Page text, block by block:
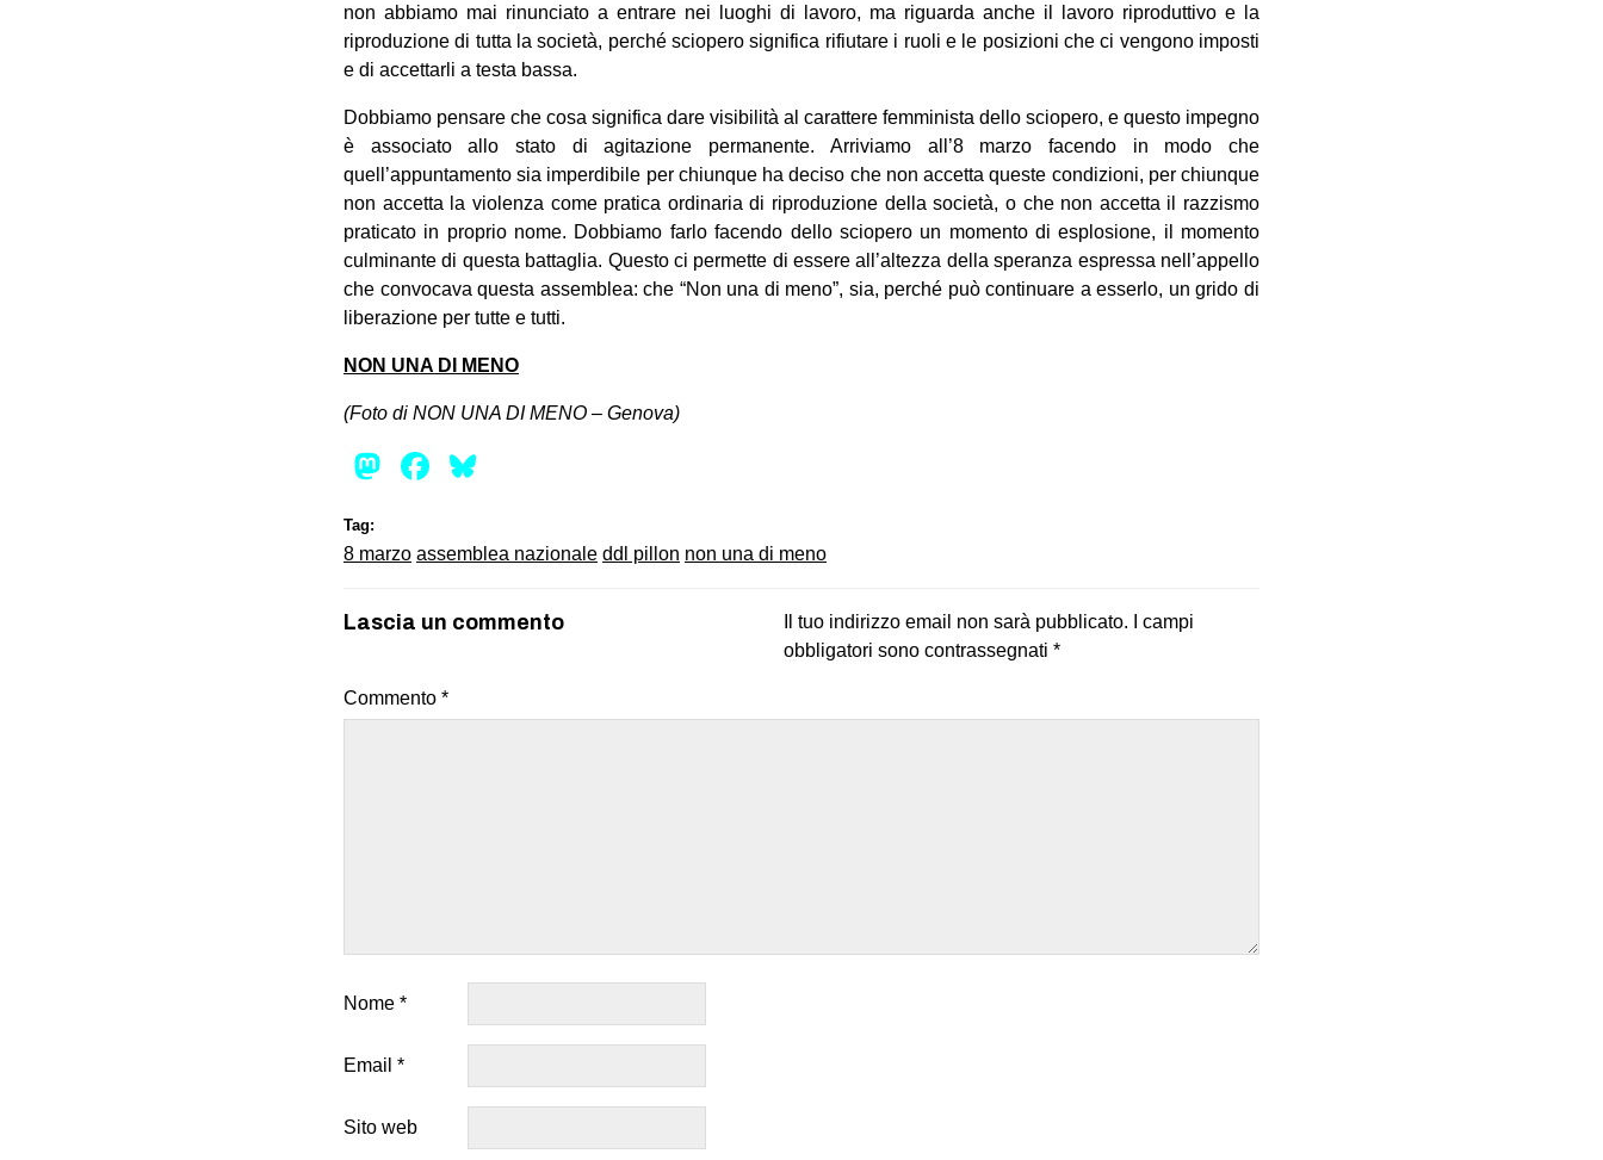
non abbiamo mai rinunciato a entrare nei luoghi di lavoro, ma riguarda anche il lavoro riproduttivo e la
riproduzione di tutta la società, perché sciopero significa rifiutare i ruoli e le posizioni che ci vengono imposti
e di accettarli a testa bassa.
Dobbiamo pensare che cosa significa dare visibilità al carattere femminista dello sciopero, e questo impegno
è associato allo stato di agitazione permanente. Arriviamo all’8 marzo facendo in modo che
quell’appuntamento sia imperdibile per chiunque ha deciso che non accetta queste condizioni, per chiunque
non accetta la violenza come pratica ordinaria di riproduzione della società, o che non accetta il razzismo
praticato in proprio nome. Dobbiamo farlo facendo dello sciopero un momento di esplosione, il momento
culminante di questa battaglia. Questo ci permette di essere all’altezza della speranza espressa nell’appello
che convocava questa assemblea: che “Non una di meno”, sia, perché può continuare a esserlo, un grido di
liberazione per tutte e tutti.
NON UNA DI MENO
(Foto di NON UNA DI MENO – Genova)
Mastodon
Facebook
Tag:
8 marzo assemblea nazionale ddl pillon non una di meno
Lascia un commento Il tuo indirizzo email non sarà pubblicato.
I campi
obbligatori sono contrassegnati *
Commento *
Nome *
Email *
Sito web